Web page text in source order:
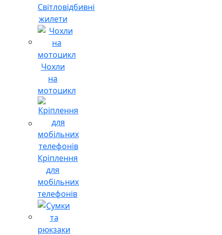
Світловідбивні
жилети
Чохли
на
мотоцикл
Кріплення
для
мобільних
телефонів